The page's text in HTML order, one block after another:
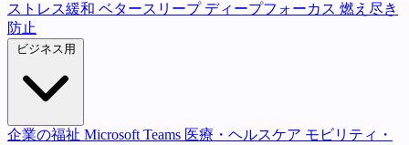
ストレス緩和 ベタースリープ ディープフォーカス 燃え尽き
防止
ビジネス用
企業の福祉 Microsoft Teams 医療・ヘルスケア モビリティ・